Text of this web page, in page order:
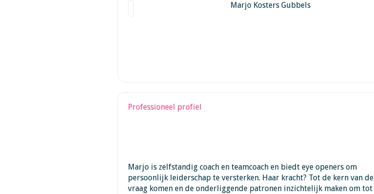
Marjo Kosters Gubbels
Professioneel profiel
Marjo is zelfstandig coach en teamcoach en biedt eye openers om
persoonlijk leiderschap te versterken. Haar kracht? Tot de kern van de
vraag komen en de onderliggende patronen inzichtelijk maken om tot